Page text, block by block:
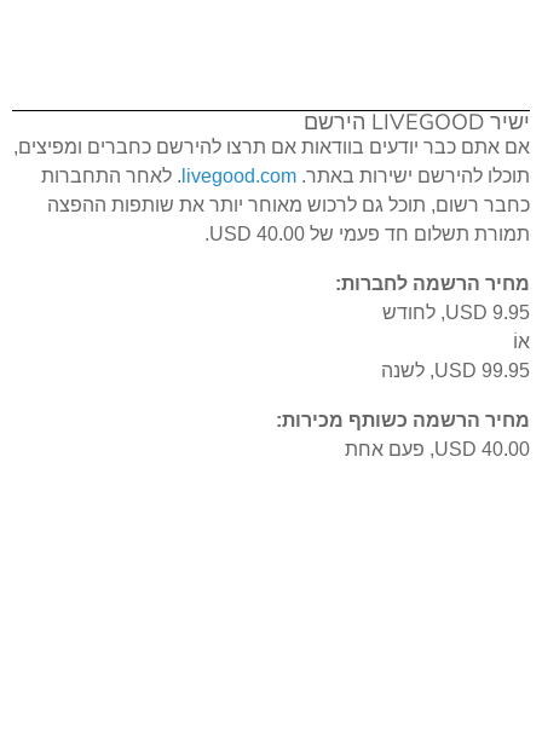
ישיר LIVEGOOD הירשם
אם אתם כבר יודעים בוודאות אם תרצו להירשם כחברים ומפיצים,
תוכלו להירשם ישירות באתר. livegood.com . לאחר התחברות
כחבר רשום, תוכל גם לרכוש מאוחר יותר את שותפות ההפצה
תמורת תשלום חד פעמי של USD 40.00.
מחיר הרשמה לחברות:
USD 9.95, לחודש
אוֹ
USD 99.95, לשנה
מחיר הרשמה כשותף מכירות:
USD 40.00, פעם אחת